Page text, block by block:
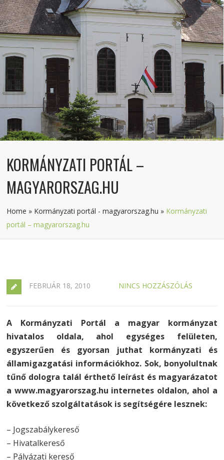
KORMÁNYZATI PORTÁL –
MAGYARORSZAG.HU
Home » Kormányzati portál - magyarorszag.hu » Kormányzati
portál – magyarorszag.hu
FEBRUÁR 18, 2010 NINCS HOZZÁSZÓLÁS
A Kormányzati Portál a magyar kormányzat
hivatalos oldala, ahol egységes felületen,
egyszerűen és gyorsan juthat kormányzati és
államigazgatási információkhoz. Sok, bonyolultnak
tűnő dologra talál érthető leírást és magyarázatot
a www.magyarorszag.hu internetes oldalon, ahol a
következő szolgáltatások is segítségére lesznek:
– Jogszabálykereső
– Hivatalkereső
– Pályázati kereső